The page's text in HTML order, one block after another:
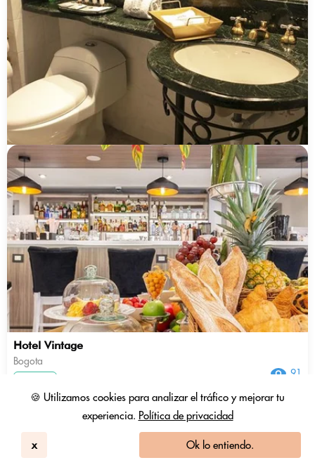
🍪 Utilizamos cookies para analizar el tráfico y mejorar tu
experiencia. Política de privacidad
x Ok lo entiendo.
Hotel Vintage
Bogota
91
1.34 Fichas 251.027 COP
+ Impuestos y tasas